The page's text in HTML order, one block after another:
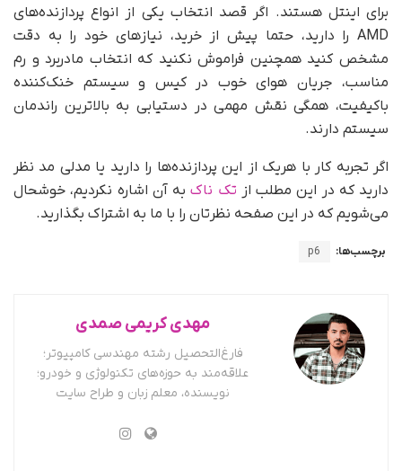
برای اینتل هستند. اگر قصد انتخاب یکی از انواع پردازنده‌های
AMD را دارید، حتما پیش از خرید، نیازهای خود را به دقت
مشخص کنید همچنین فراموش نکنید که انتخاب مادربرد و رم
مناسب، جریان هوای خوب در کیس و سیستم خنک‌کننده
باکیفیت، همگی نقش مهمی در دستیابی به بالاترین راندمان
سیستم دارند.
اگر تجربه کار با هریک از این پردازنده‌ها را دارید یا مدلی مد نظر
دارید که در این مطلب از تک ناکبه آن اشاره نکردیم، خوشحال
می‌شویم که در این صفحه نظرتان را با ما به اشتراک بگذارید.
برچسب‌ها: p6
مهدی کریمی صمدی
فارغ‌التحصیل رشته مهندسی کامپیوتر؛
علاقه‌مند به حوزه‌های تکنولوژی و خودرو؛
نویسنده، معلم زبان و طراح سایت